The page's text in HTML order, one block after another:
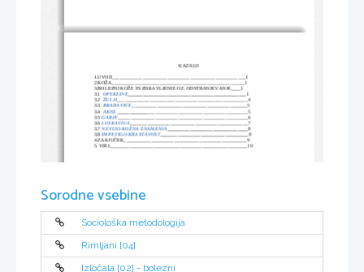
KAZALO
1.UVOD_____________________________________________________1
2.KOŽA_____________________________________________________1
3.BOLEZNI KOŽE IN ZDRAVLJENJE OZ. ODSTRANJEVANJE____1
3.1 OPEKLINE_______________________________________________ 1
3.2 ŽULJI ____________________________________________________4
3.3 BRADAVICE ______________________________________________5
3.4 AKNE
________________________________________5
3.5 GARJE ____________________________________________________6
3.6 LUSKAVICA
_______________________________________________7
3.7 NEVUSI-KOŽNA ZNAMENJA ________________________________8
3.8 IMPETIGO-KRASTAVOST___________________________________8
4.ZAKJUČEK_________________________________________________9
5. VIRI_______________________________________________________10
opekline, žulje, bradavice in akne in mozolje. Opisal vam bom tudi kako se jih zdravi. Za ta
referat sem se odločil ker se mi je zdela tema zanimiva in poučna.
Poglejmo kaj koža sploh je. Koža je človekov največji organ, za katerega moramo vsak dan
skrbeti. Njena površina meri 1,7 m². Povprečna debelina je 0,2 do 0,5 mm. Varuje telo pred
Sorodne vsebine
Sociološka metodologija
Rimljani [04]
Izločala [02] - bolezni